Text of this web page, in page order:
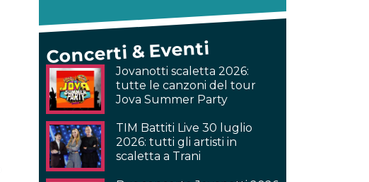
Concerti & Eventi
Jovanotti scaletta 2026:
tutte le canzoni del tour
Jova Summer Party
TIM Battiti Live 30 luglio
2026: tutti gli artisti in
scaletta a Trani